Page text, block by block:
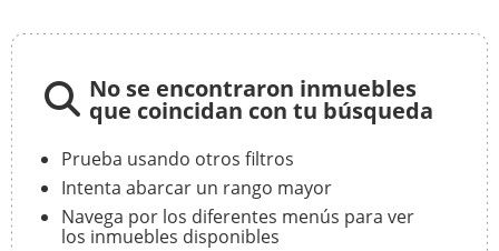
No se encontraron inmuebles
que coincidan con tu búsqueda
Prueba usando otros filtros
Intenta abarcar un rango mayor
Navega por los diferentes menús para ver
los inmuebles disponibles